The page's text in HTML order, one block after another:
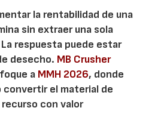
la rentabilidad de una
sin extraer una sola
respuesta puede estar
desecho. MB Crusher
a MMH 2026, donde
convertir el material de
con valor